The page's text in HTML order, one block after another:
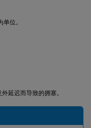
位。
延迟而导致的拥塞。